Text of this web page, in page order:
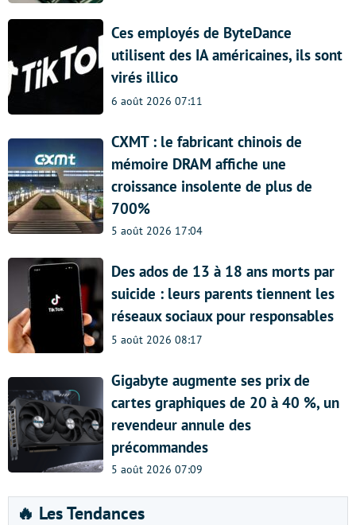
Ces employés de ByteDance
utilisent des IA américaines, ils sont
virés illico
6 août 2026 07:11
CXMT : le fabricant chinois de
mémoire DRAM affiche une
croissance insolente de plus de
700%
5 août 2026 17:04
Des ados de 13 à 18 ans morts par
suicide : leurs parents tiennent les
réseaux sociaux pour responsables
5 août 2026 08:17
Gigabyte augmente ses prix de
cartes graphiques de 20 à 40 %, un
revendeur annule des
précommandes
5 août 2026 07:09
🔥 Les Tendances